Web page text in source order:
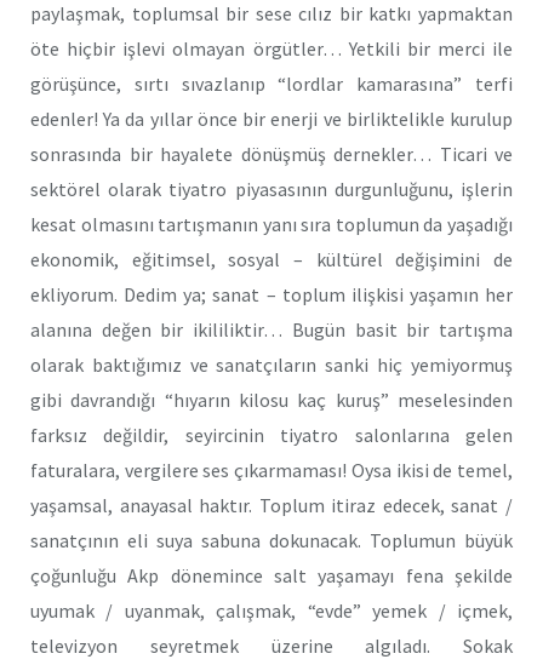
paylaşmak, toplumsal bir sese cılız bir katkı yapmaktan
öte hiçbir işlevi olmayan örgütler… Yetkili bir merci ile
görüşünce, sırtı sıvazlanıp “lordlar kamarasına” terfi
edenler! Ya da yıllar önce bir enerji ve birliktelikle kurulup
sonrasında bir hayalete dönüşmüş dernekler… Ticari ve
sektörel olarak tiyatro piyasasının durgunluğunu, işlerin
kesat olmasını tartışmanın yanı sıra toplumun da yaşadığı
ekonomik, eğitimsel, sosyal – kültürel değişimini de
ekliyorum. Dedim ya; sanat – toplum ilişkisi yaşamın her
alanına değen bir ikililiktir… Bugün basit bir tartışma
olarak baktığımız ve sanatçıların sanki hiç yemiyormuş
gibi davrandığı “hıyarın kilosu kaç kuruş” meselesinden
farksız değildir, seyircinin tiyatro salonlarına gelen
faturalara, vergilere ses çıkarmaması! Oysa ikisi de temel,
yaşamsal, anayasal haktır. Toplum itiraz edecek, sanat /
sanatçının eli suya sabuna dokunacak. Toplumun büyük
çoğunluğu Akp dönemince salt yaşamayı fena şekilde
uyumak / uyanmak, çalışmak, “evde” yemek / içmek,
televizyon seyretmek üzerine algıladı. Sokak